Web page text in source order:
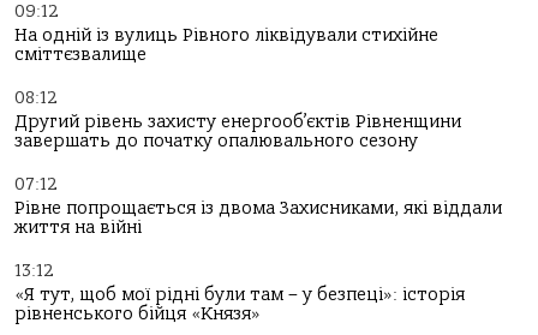
09:12
На одній із вулиць Рівного ліквідували стихійне
сміттєзвалище
08:12
Другий рівень захисту енергооб’єктів Рівненщини
завершать до початку опалювального сезону
07:12
Рівне попрощається із двома Захисниками, які віддали
життя на війні
13:12
«Я тут, щоб мої рідні були там – у безпеці»: історія
рівненського бійця «Князя»